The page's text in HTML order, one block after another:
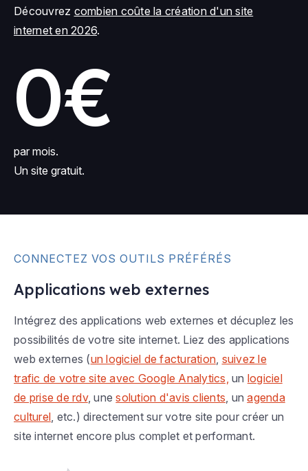
Découvrez combien coûte la création d'un site
internet en 2026.
0€
par mois.
Un site gratuit.
CONNECTEZ VOS OUTILS PRÉFÉRÉS
Applications web externes
Intégrez des applications web externes et décuplez les
possibilités de votre site internet. Liez des applications
web externes (un logiciel de facturation, suivez le
trafic de votre site avec Google Analytics, un logiciel
de prise de rdv, unesolution d'avis clients, unagenda
culturel, etc.) directement sur votre site pour créer un
site internet encore plus complet et performant.